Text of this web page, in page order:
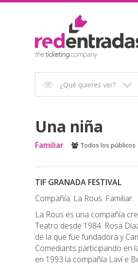
¿Qué quieres ver?
Una niña
Familiar Todos los públicos
TIF GRANADA FESTIVAL
Compañía: La Rous. Familiar.
La Rous es una compañía
Teatro desde 1984. Rosa
de la que fue fundadora y
Comediants participando en
en 1993 la compañía Laví e